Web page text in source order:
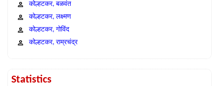
कोल्हटकर, बळवंत
कोल्हटकर, लक्ष्मण
कोल्हटकर, गोविंद
कोल्हटकर, राम्रचंद्र
Statistics